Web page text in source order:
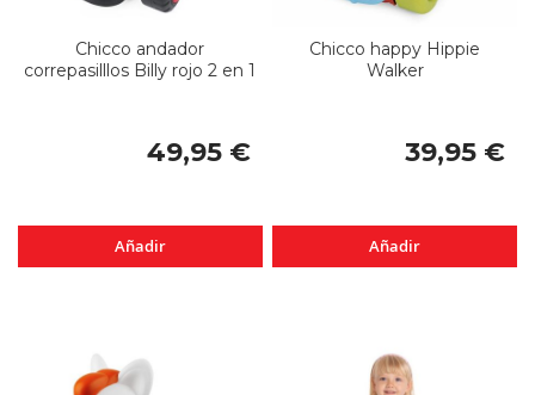
Chicco andador
correpasilllos Billy rojo 2 en 1
49,95 €
Añadir
Chicco happy Hippie
Walker
39,95 €
Añadir